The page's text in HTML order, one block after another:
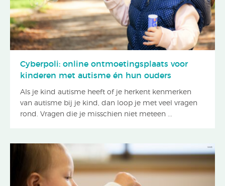
Cyberpoli: online ontmoetingsplaats voor
kinderen met autisme én hun ouders
Als je kind autisme heeft of je herkent kenmerken
van autisme bij je kind, dan loop je met veel vragen
rond. Vragen die je misschien niet meteen ...